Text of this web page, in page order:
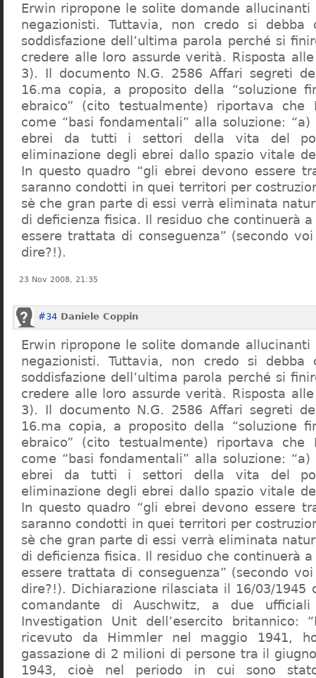
Erwin ripropone le solite domande
negazionisti. Tuttavia, non credo si debba
soddisfazione dell’ultima parola perché si
credere alle loro assurde verità. Risposta
3). Il documento N.G. 2586 Affari segreti
16.ma copia, a proposito della “soluzione
ebraico” (cito testualmente) riportava che
come “basi fondamentali” alla soluzione:
ebrei da tutti i settori della vita del
eliminazione degli ebrei dallo spazio vitale
In questo quadro “gli ebrei devono essere
saranno condotti in quei territori per
sè che gran parte di essi verrà eliminata
di deficienza fisica. Il residuo che continuerà
essere trattata di conseguenza” (secondo
dire?!).
23 Nov 2008, 21:35
#34 Daniele Coppin
Erwin ripropone le solite domande
negazionisti. Tuttavia, non credo si debba
soddisfazione dell’ultima parola perché si
credere alle loro assurde verità. Risposta
3). Il documento N.G. 2586 Affari segreti
16.ma copia, a proposito della “soluzione
ebraico” (cito testualmente) riportava che
come “basi fondamentali” alla soluzione:
ebrei da tutti i settori della vita del
eliminazione degli ebrei dallo spazio vitale
In questo quadro “gli ebrei devono essere
saranno condotti in quei territori per
sè che gran parte di essi verrà eliminata
di deficienza fisica. Il residuo che continuerà
essere trattata di conseguenza” (secondo
dire?!). Dichiarazione rilasciata il 16/03/1945
comandante di Auschwitz, a due
Investigation Unit dell’esercito britannico:
ricevuto da Himmler nel maggio 1941,
gassazione di 2 milioni di persone tra il
1943, cioè nel periodo in cui sono